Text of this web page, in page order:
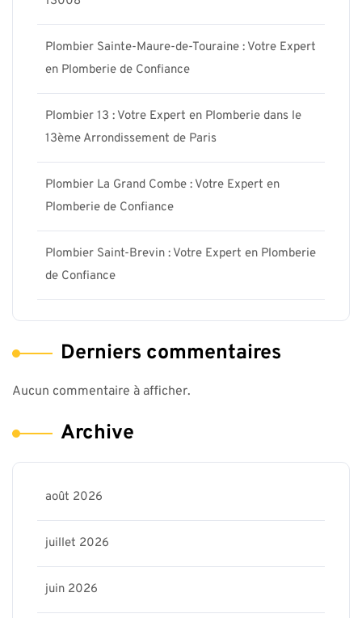
Plombier Sainte-Maure-de-Touraine : Votre Expert
en Plomberie de Confiance
Plombier 13 : Votre Expert en Plomberie dans le
13ème Arrondissement de Paris
Plombier La Grand Combe : Votre Expert en
Plomberie de Confiance
Plombier Saint-Brevin : Votre Expert en Plomberie
de Confiance
Derniers commentaires
Aucun commentaire à afficher.
Archive
août 2026
juillet 2026
juin 2026